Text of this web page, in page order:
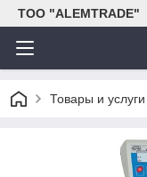
ТОО "ALEMTRADE"
Товары и услуги